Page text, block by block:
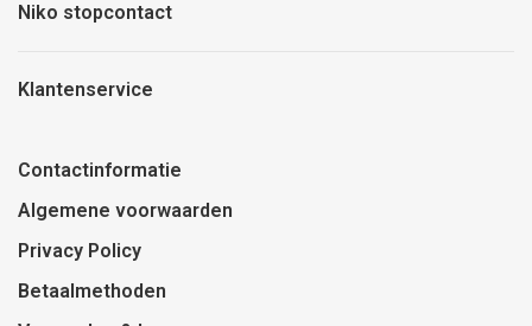
Niko stopcontact
Klantenservice
Contactinformatie
Algemene voorwaarden
Privacy Policy
Betaalmethoden